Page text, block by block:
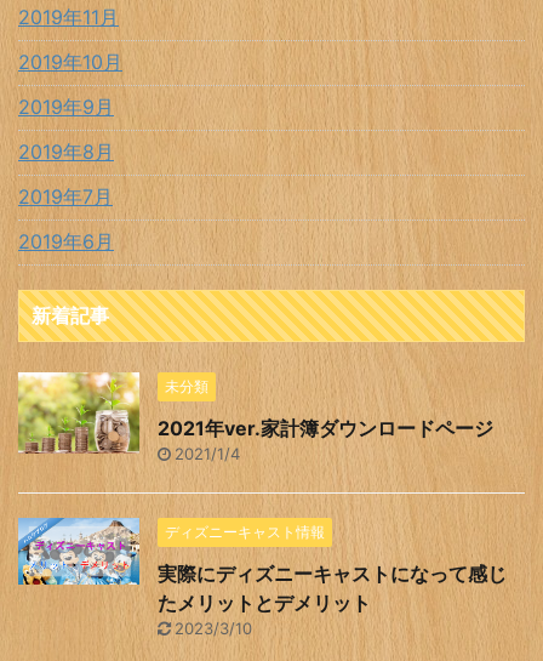
2019年11月
2019年10月
2019年9月
2019年8月
2019年7月
2019年6月
新着記事
未分類
2021年ver.家計簿ダウンロードページ
2021/1/4
ディズニーキャスト情報
実際にディズニーキャストになって感じ
たメリットとデメリット
2023/3/10